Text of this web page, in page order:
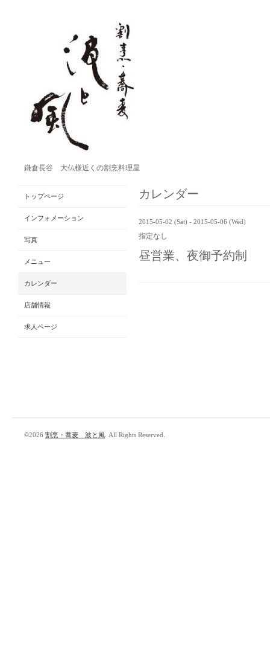
鎌倉長谷 大仏様近くの割烹料理屋
カレンダー
2015-05-02 (Sat) - 2015-05-06 (Wed)
指定なし
昼営業、夜御予約制
トップページ
インフォメーション
写真
メニュー
カレンダー
店舗情報
求人ページ
©2026 割烹・蕎麦 波と風 . All Rights Reserved.